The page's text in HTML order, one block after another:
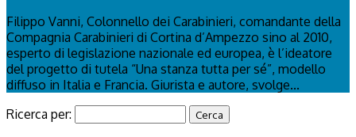
Filippo Vanni, Colonnello dei Carabinieri, comandante della
Compagnia Carabinieri di Cortina d’Ampezzo sino al 2010,
esperto di legislazione nazionale ed europea, è l’ideatore
del progetto di tutela “Una stanza tutta per sé”, modello
diffuso in Italia e Francia. Giurista e autore, svolge...
Ricerca per: